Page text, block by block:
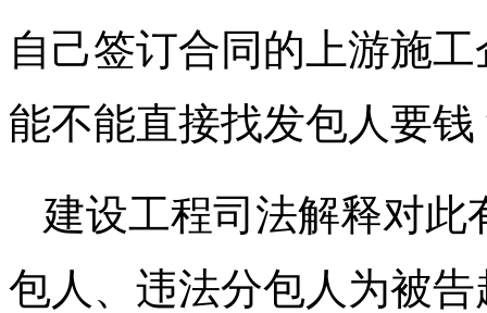
自己签订合同的上游施
能不能直接找发包人要钱
建设工程司法解释对此
包人、违法分包人为被